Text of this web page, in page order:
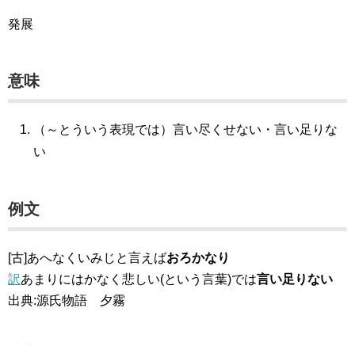
発展
意味
（～とういう表現では）言い尽くせない・言い足りな
い
例文
[古]あへなくいみじと言えばおろかなり
訳あまりにはかなく悲しい(という言葉)では言い足りない
出典:源氏物語 夕霧